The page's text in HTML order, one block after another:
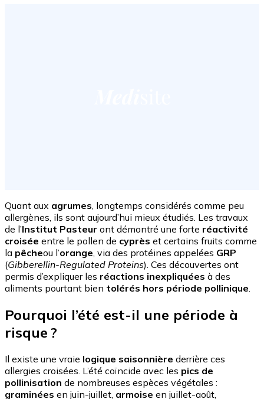
Quant aux agrumes , longtemps considérés comme peu
allergènes, ils sont aujourd’hui mieux étudiés. Les travaux
de l’Institut Pasteur ont démontré une forte réactivité
croisée entre le pollen de cyprès et certains fruits comme
la pêcheou l’orange , via des protéines appelées GRP
(Gibberellin-Regulated Proteins). Ces découvertes ont
permis d’expliquer les réactions inexpliquées à des
aliments pourtant bien tolérés hors période pollinique
Pourquoi l’été est-il une période à
risque ?
Il existe une vraie logique saisonnière derrière ces
allergies croisées. L’été coïncide avec les pics de
pollinisation de nombreuses espèces végétales :
graminées en juin-juillet, armoise en juillet-août,